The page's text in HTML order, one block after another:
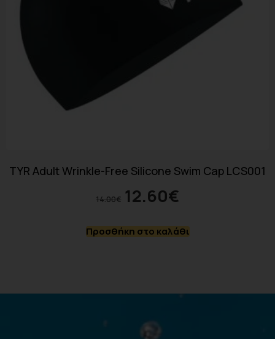
TYR Adult Wrinkle-Free Silicone Swim Cap LCS001
14.00€ 12.60€
Προσθήκη στο καλάθι